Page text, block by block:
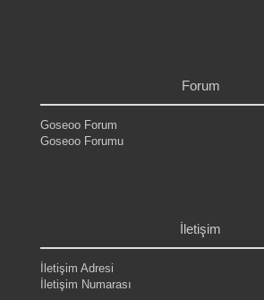
Forum
Goseoo Forum
Goseoo Forumu
İletişim
İletişim Adresi
İletişim Numarası